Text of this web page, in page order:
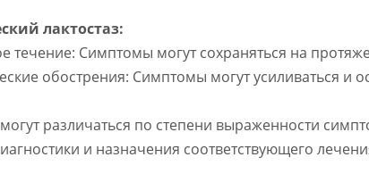
лактостаз:
течение: Симптомы могут сохраняться на
обострения: Симптомы могут усиливаться и
различаться по степени выраженности
и назначения соответствующего